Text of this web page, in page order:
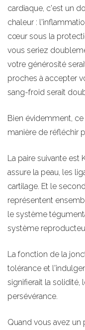
cardiaque, c'est un
chaleur :
cœur sous la
vous seriez
votre générosité
proches à accepter
sang-froid serait
Bien évidemment,
manière de réfléchir
La paire suivante est
assure la peau, les
cartilage. Et le
représentent
le système
système
La fonction de la
tolérance et
signifierait la solidité,
persévérance.
Quand vous avez un